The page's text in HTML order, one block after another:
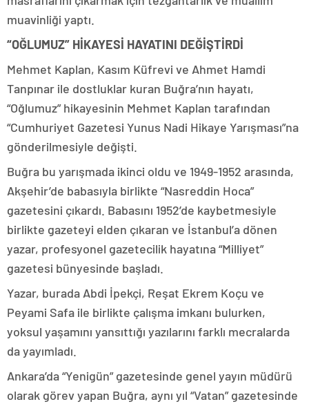
muavinliği yaptı.
“OĞLUMUZ” HİKAYESİ HAYATINI DEĞİŞTİRDİ
Mehmet Kaplan, Kasım Küfrevi ve Ahmet Hamdi
Tanpınar ile dostluklar kuran Buğra’nın hayatı,
“Oğlumuz” hikayesinin Mehmet Kaplan tarafından
“Cumhuriyet Gazetesi Yunus Nadi Hikaye Yarışması”na
gönderilmesiyle değişti.
Buğra bu yarışmada ikinci oldu ve 1949-1952 arasında,
Akşehir’de babasıyla birlikte “Nasreddin Hoca”
gazetesini çıkardı. Babasını 1952’de kaybetmesiyle
birlikte gazeteyi elden çıkaran ve İstanbul’a dönen
yazar, profesyonel gazetecilik hayatına “Milliyet”
gazetesi bünyesinde başladı.
Yazar, burada Abdi İpekçi, Reşat Ekrem Koçu ve
Peyami Safa ile birlikte çalışma imkanı bulurken,
yoksul yaşamını yansıttığı yazılarını farklı mecralarda
da yayımladı.
Ankara’da “Yenigün” gazetesinde genel yayın müdürü
olarak görev yapan Buğra, aynı yıl “Vatan” gazetesinde